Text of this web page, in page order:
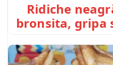
Ridiche
bronsita, gripa